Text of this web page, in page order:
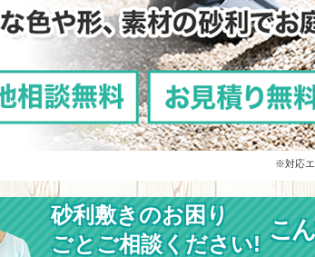
※対応エ
砂利敷きのお困り
ごとご相談ください!
こ